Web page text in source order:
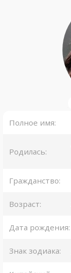
Полное имя:
Родилась:
Гражданство:
Возраст:
Дата рождения:
Знак зодиака: